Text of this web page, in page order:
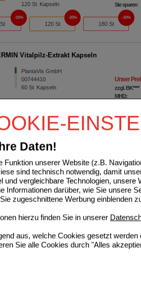
Daten!
Funktion unserer Website (z.B.
sind technisch notwendig, damit
und vergleichbare Technologien,
Informationen darüber, wie Sie unsere
zugeschnittene Werbung einblenden
hierzu finden Sie in unserer
aus, welche Cookies gesetzt
Sie alle Cookies durch "Alles
120St Kapseln Sie sparen
20%
120 St
20%
180 St
20%
Vitalpilz-Extrakt Kapseln
PlantaVis GmbH
00744410
60St Kapseln
Unser
zzgl. BK****
MHD:
Vitalpilz-Extrakt Kapseln
00744427
60St Kapseln
Sie sparen
zzgl. BK****
Maitake Pilz Extrakt Kapseln
02041285
60St Kapseln
Unser Preis
zzgl. BK****